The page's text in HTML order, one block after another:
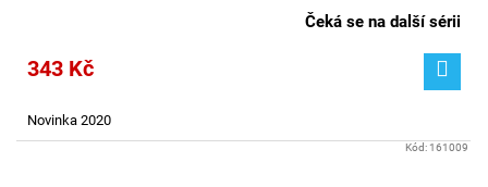
Čeká se na další sérii
343 Kč
Novinka 2020
Kód: 161009